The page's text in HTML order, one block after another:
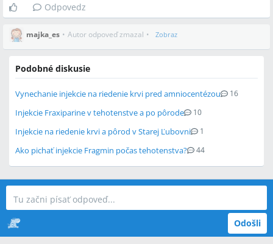
Odpovedz
majka_es • Autor odpoveď zmazal • Zobraz
Podobné diskusie
Vynechanie injekcie na riedenie krvi pred amniocentézou 16
Injekcie Fraxiparine v tehotenstve a po pôrode 10
Injekcie na riedenie krvi a pôrod v Starej Ľubovni 1
Ako pichať injekcie Fragmin počas tehotenstva? 44
Odošli